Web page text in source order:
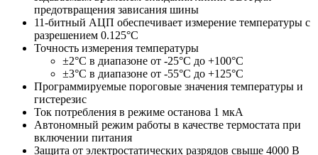
предотвращения зависания шины
11-битный АЦП обеспечивает измерение температуры с
разрешением 0.125°C
Точность измерения температуры
±2°C в диапазоне от -25°C до +100°C
±3°C в диапазоне от -55°C до +125°C
Программируемые пороговые значения температуры и
гистерезис
Ток потребления в режиме останова 1 мкА
Автономный режим работы в качестве термостата при
включении питания
Защита от электростатических разрядов свыше 4000 В